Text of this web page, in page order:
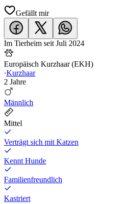
Gefällt mir
Im Tierheim seit Juli 2024
Europäisch Kurzhaar (EKH)
·Kurzhaar
2 Jahre
Männlich
Mittel
Verträgt sich mit Katzen
Kennt Hunde
Familienfreundlich
Kastriert